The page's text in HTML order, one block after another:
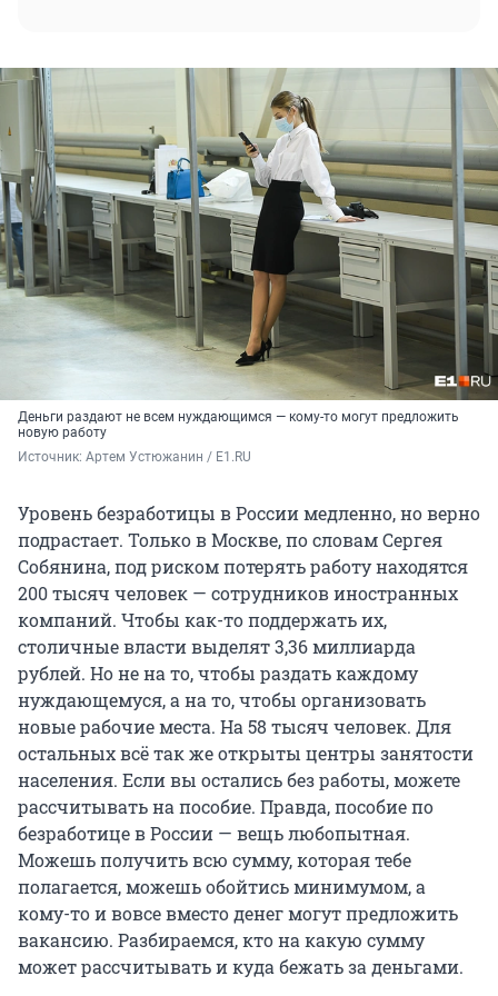
Деньги раздают не всем нуждающимся — кому-то могут предложить
новую работу
Источник: Артем Устюжанин / E1.RU
Уровень безработицы в России медленно, но верно
подрастает. Только в Москве, по словам Сергея
Собянина, под риском потерять работу находятся
200 тысяч человек — сотрудников иностранных
компаний. Чтобы как-то поддержать их,
столичные власти выделят 3,36 миллиарда
рублей. Но не на то, чтобы раздать каждому
нуждающемуся, а на то, чтобы организовать
новые рабочие места. На 58 тысяч человек. Для
остальных всё так же открыты центры занятости
населения. Если вы остались без работы, можете
рассчитывать на пособие. Правда, пособие по
безработице в России — вещь любопытная.
Можешь получить всю сумму, которая тебе
полагается, можешь обойтись минимумом, а
кому-то и вовсе вместо денег могут предложить
вакансию. Разбираемся, кто на какую сумму
может рассчитывать и куда бежать за деньгами.